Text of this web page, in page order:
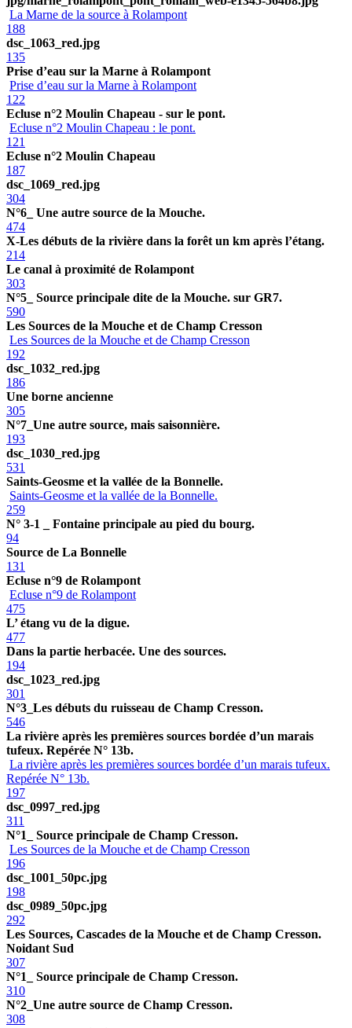
La Marne de la source à Rolampont
188
dsc_1063_red.jpg
135
Prise d’eau sur la Marne à Rolampont
Prise d’eau sur la Marne à Rolampont
122
Ecluse n°2 Moulin Chapeau - sur le pont.
Ecluse n°2 Moulin Chapeau : le pont.
121
Ecluse n°2 Moulin Chapeau
187
dsc_1069_red.jpg
304
N°6_ Une autre source de la Mouche.
474
X-Les débuts de la rivière dans la forêt un km après l’étang.
214
Le canal à proximité de Rolampont
303
N°5_ Source principale dite de la Mouche. sur GR7.
590
Les Sources de la Mouche et de Champ Cresson
Les Sources de la Mouche et de Champ Cresson
192
dsc_1032_red.jpg
186
Une borne ancienne
305
N°7_Une autre source, mais saisonnière.
193
dsc_1030_red.jpg
531
Saints-Geosme et la vallée de la Bonnelle.
Saints-Geosme et la vallée de la Bonnelle.
259
N° 3-1 _ Fontaine principale au pied du bourg.
94
Source de La Bonnelle
131
Ecluse n°9 de Rolampont
Ecluse n°9 de Rolampont
475
L’ étang vu de la digue.
477
Dans la partie herbacée. Une des sources.
194
dsc_1023_red.jpg
301
N°3_Les débuts du ruisseau de Champ Cresson.
546
La rivière après les premières sources bordée d’un marais
tufeux. Repérée N° 13b.
La rivière après les premières sources bordée d’un marais tufeux.
Repérée N° 13b.
197
dsc_0997_red.jpg
311
N°1_ Source principale de Champ Cresson.
Les Sources de la Mouche et de Champ Cresson
196
dsc_1001_50pc.jpg
198
dsc_0989_50pc.jpg
292
Les Sources, Cascades de la Mouche et de Champ Cresson.
Noidant Sud
307
N°1_ Source principale de Champ Cresson.
310
N°2_Une autre source de Champ Cresson.
308